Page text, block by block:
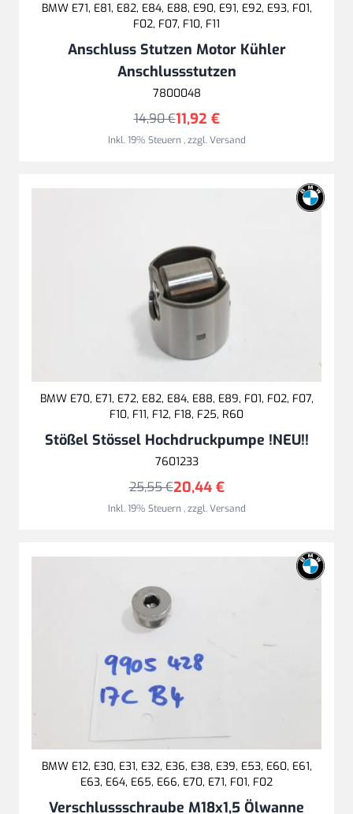
BMW E71, E81, E82, E84, E88, E90, E91, E92, E93, F01,
F02, F07, F10, F11
Anschluss Stutzen Motor Kühler
Anschlussstutzen
7800048
11,92 €
14,90 €
Inkl. 19% Steuern,zzgl.Versand
BMW E70, E71, E72, E82, E84, E88, E89, F01, F02, F07,
F10, F11, F12, F18, F25, R60
Stößel Stössel Hochdruckpumpe !NEU!!
7601233
20,44 €
25,55 €
Inkl. 19% Steuern,zzgl.Versand
BMW E12, E30, E31, E32, E36, E38, E39, E53, E60, E61,
E63, E64, E65, E66, E70, E71, F01, F02
Verschlussschraube M18x1,5 Ölwanne